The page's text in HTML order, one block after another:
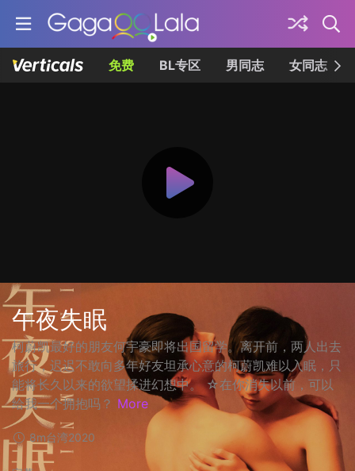
免费 BL专区 男同志 女同志
午夜失眠
柯蔚凯最好的朋友何宇豪即将出国留学。离开前，两人出去
旅行，迟迟不敢向多年好友坦承心意的柯蔚凯难以入眠，只
能将长久以来的欲望揉进幻想中。 ☆在你消失以前，可以
给我一个拥抱吗？ More
8m台湾2020